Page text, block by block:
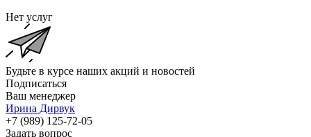
Нет услуг
Будьте в курсе наших акций и новостей
Подписаться
Ваш менеджер
Ирина Дирвук
+7 (989) 125-72-05
Задать вопрос